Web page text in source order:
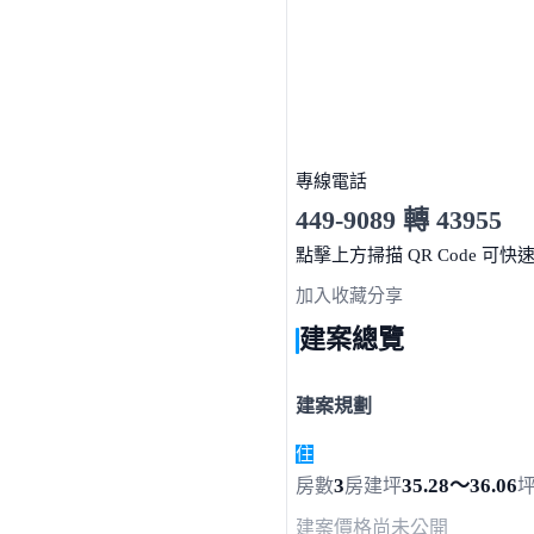
專線電話
449-9089 轉 43955
服務時間 10:00～19:00
點擊上方掃描 QR Code 可快
加入收藏分享
建案總覽
建案規劃
住
房數3房建坪35.28～36.06
建案價格尚未公開